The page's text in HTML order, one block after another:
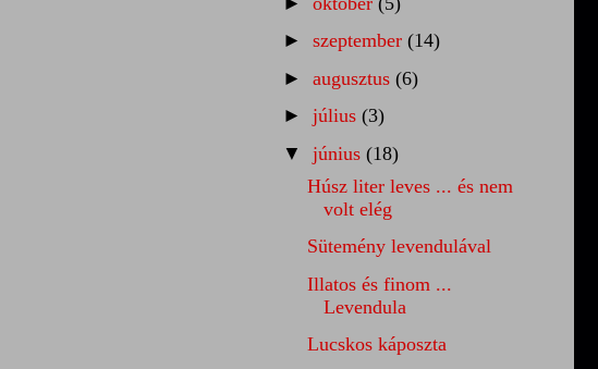
► szeptember (14)
► augusztus (6)
► július (3)
▼ június (18)
Húsz liter leves ... és nem
volt elég
Sütemény levendulával
Illatos és finom ...
Levendula
Lucskos káposzta